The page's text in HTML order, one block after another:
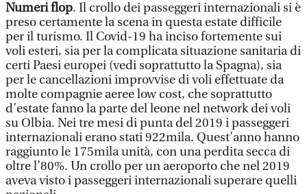
Numeri flop. Il crollo dei passeggeri internazionali si è
preso certamente la scena in questa estate difficile
per il turismo. Il Covid-19 ha inciso fortemente sui
voli esteri, sia per la complicata situazione sanitaria di
certi Paesi europei (vedi soprattutto la Spagna), sia
per le cancellazioni improvvise di voli effettuate da
molte compagnie aeree low cost, che soprattutto
d’estate fanno la parte del leone nel network dei voli
su Olbia. Nei tre mesi di punta del 2019 i passeggeri
internazionali erano stati 922mila. Quest’anno hanno
raggiunto le 175mila unità, con una perdita secca di
oltre l’80%. Un crollo per un aeroporto che nel 2019
aveva visto i passeggeri internazionali superare quelli